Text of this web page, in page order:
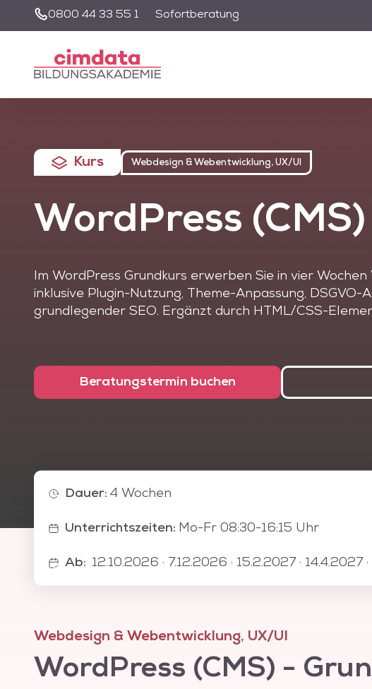
0800 44 33 55 1 Sofortberatung
Kurs Webdesign & Webentwicklung, UX/UI
WordPress
Im WordPress Grundkurs erwerben Sie in vier Wochen
inklusive Plugin-Nutzung, Theme-Anpassung, DSGVO-
grundlegender SEO. Ergänzt durch HTML/CSS-
Sowohl im privaten als auch im kommerziellen Bereich
des CMS WordPress zur Publikation von Inhalten im
Blog und/oder als Content-Management-System zu
Beratungstermin buchen
Dauer: 4 Wochen
Unterrichtszeiten: Mo-Fr 08:30-16:15 Uhr
Ab: 12.10.2026 · 7.12.2026 · 15.2.2027 · 14.4.2027
Webdesign & Webentwicklung, UX/UI
WordPress (CMS) -